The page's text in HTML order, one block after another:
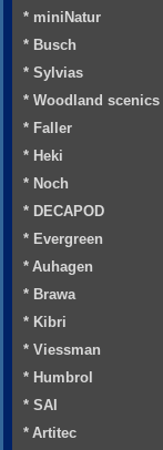
* miniNatur
* Busch
* Sylvias
* Woodland scenics
* Faller
* Heki
* Noch
* DECAPOD
* Evergreen
* Auhagen
* Brawa
* Kibri
* Viessman
* Humbrol
* SAI
* Artitec